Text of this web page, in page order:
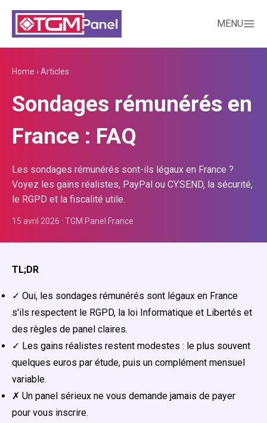
MENU
Home ›Articles
Sondages rémunérés en
France : FAQ
Les sondages rémunérés sont-ils légaux en France ?
Voyez les gains réalistes, PayPal ou CY.SEND, la sécurité,
le RGPD et la fiscalité utile.
15 avril 2026 · TGM Panel France
TL;DR
✓ Oui, les sondages rémunérés sont légaux en France
s'ils respectent le RGPD, la loi Informatique et Libertés et
des règles de panel claires.
✓ Les gains réalistes restent modestes : le plus souvent
quelques euros par étude, puis un complément mensuel
variable.
✗ Un panel sérieux ne vous demande jamais de payer
pour vous inscrire.